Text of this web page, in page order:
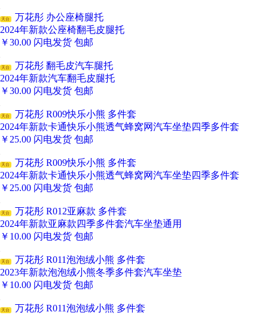
天台
万花彤 办公座椅腿托
2024年新款公座椅翻毛皮腿托
￥30.00 闪电发货 包邮
天台
万花彤 翻毛皮汽车腿托
2024年新款汽车翻毛皮腿托
￥30.00 闪电发货 包邮
天台
万花彤 R009快乐小熊 多件套
2024年新款卡通快乐小熊透气蜂窝网汽车坐垫四季多件套
￥ 25.00 闪电发货 包邮
天台
万花彤 R009快乐小熊 多件套
2024年新款卡通快乐小熊透气蜂窝网汽车坐垫四季多件套
￥ 25.00 闪电发货 包邮
天台
万花彤 R012亚麻款 多件套
2024年新款亚麻款四季多件套汽车坐垫通用
￥ 10.00 闪电发货 包邮
天台
万花彤 R011泡泡绒小熊 多件套
2023年新款泡泡绒小熊冬季多件套汽车坐垫
￥ 10.00 闪电发货 包邮
天台
万花彤 R011泡泡绒小熊 多件套